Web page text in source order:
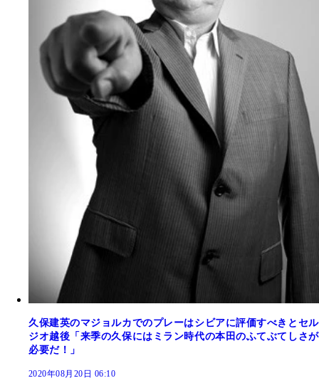
久保建英のマジョルカでのプレーはシビアに評価すべきとセル
ジオ越後「来季の久保にはミラン時代の本田のふてぶてしさが
必要だ！」
2020年08月20日 06:10